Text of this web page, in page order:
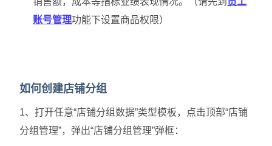
账号管理功能下设置商品权限）
如何创建店铺分组
1、打开任意“店铺分组数据”类型模板，点击顶部“店铺
分组管理”，弹出“店铺分组管理”弹框：